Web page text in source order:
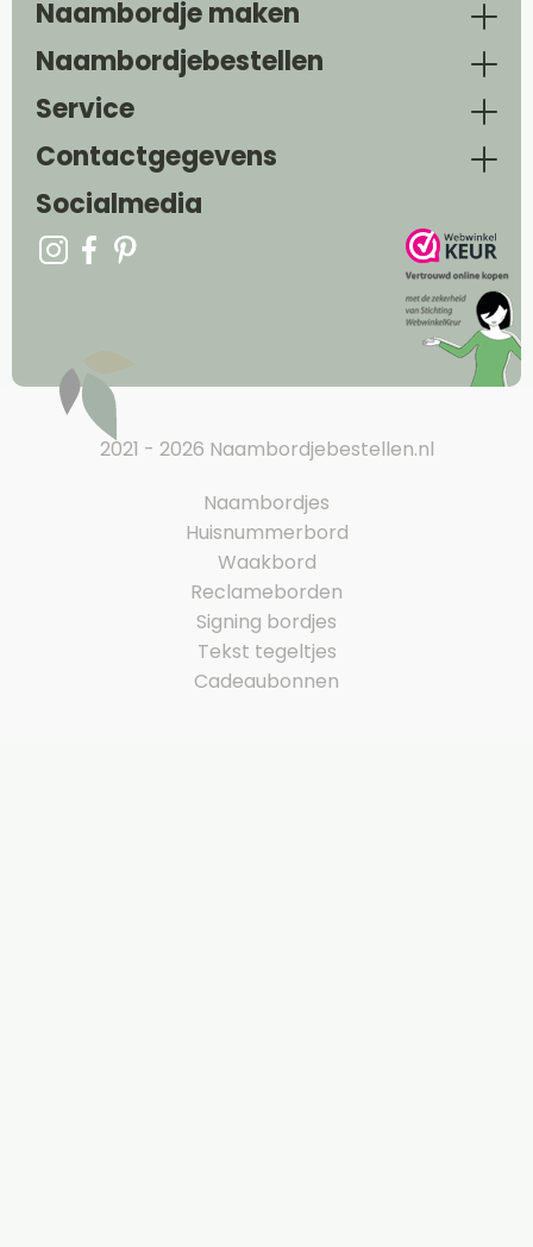
Naambordje maken
Naambordjebestellen
Service
Contactgegevens
Socialmedia
2021 - 2026 Naambordjebestellen.nl
Naambordjes
Huisnummerbord
Waakbord
Reclameborden
Signing bordjes
Tekst tegeltjes
Cadeaubonnen